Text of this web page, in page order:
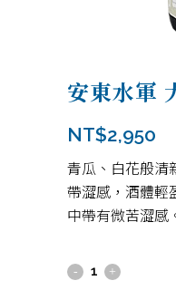
安東水軍
NT$2,950
青瓜、白花般清
帶澀感，酒體輕
中帶有微苦澀感
安